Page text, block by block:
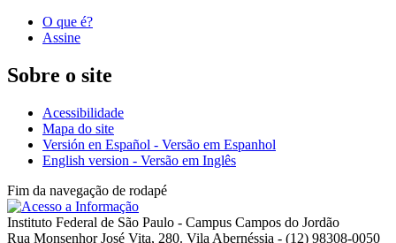
O que é?
Assine
Sobre o site
Acessibilidade
Mapa do site
Versión en Español - Versão em Espanhol
English version - Versão em Inglês
Fim da navegação de rodapé
Instituto Federal de São Paulo - Campus Campos do Jordão
Rua Monsenhor José Vita, 280. Vila Abernéssia - (12) 98308-0050